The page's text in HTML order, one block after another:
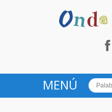
Onda
MENÚ